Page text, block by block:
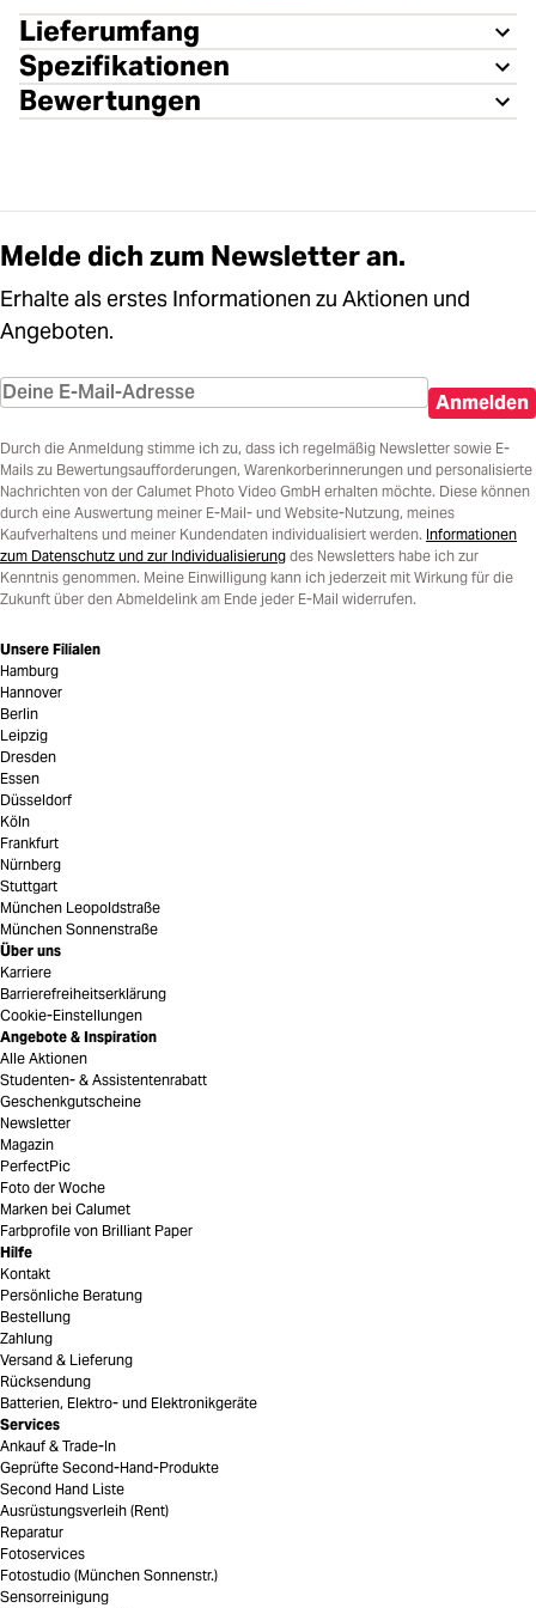
Lieferumfang
Spezifikationen
Bewertungen
Melde dich zum Newsletter an.
Erhalte als erstes Informationen zu Aktionen und
Angeboten.
Anmelden
Durch die Anmeldung stimme ich zu, dass ich regelmäßig Newsletter sowie E-
Mails zu Bewertungsaufforderungen, Warenkorberinnerungen und personalisierte
Nachrichten von der Calumet Photo Video GmbH erhalten möchte. Diese können
durch eine Auswertung meiner E-Mail- und Website-Nutzung, meines
Kaufverhaltens und meiner Kundendaten individualisiert werden. Informationen
zum Datenschutz und zur Individualisierung des Newsletters habe ich zur
Kenntnis genommen. Meine Einwilligung kann ich jederzeit mit Wirkung für die
Zukunft über den Abmeldelink am Ende jeder E-Mail widerrufen.
Unsere Filialen
Hamburg
Hannover
Berlin
Leipzig
Dresden
Essen
Düsseldorf
Köln
Frankfurt
Nürnberg
Stuttgart
München Leopoldstraße
München Sonnenstraße
Über uns
Karriere
Barrierefreiheitserklärung
Cookie-Einstellungen
Angebote & Inspiration
Alle Aktionen
Studenten- & Assistentenrabatt
Geschenkgutscheine
Newsletter
Magazin
PerfectPic
Foto der Woche
Marken bei Calumet
Farbprofile von Brilliant Paper
Hilfe
Kontakt
Persönliche Beratung
Bestellung
Zahlung
Versand & Lieferung
Rücksendung
Batterien, Elektro- und Elektronikgeräte
Services
Ankauf & Trade-In
Geprüfte Second-Hand-Produkte
Second Hand Liste
Ausrüstungsverleih (Rent)
Reparatur
Fotoservices
Fotostudio (München Sonnenstr.)
Sensorreinigung